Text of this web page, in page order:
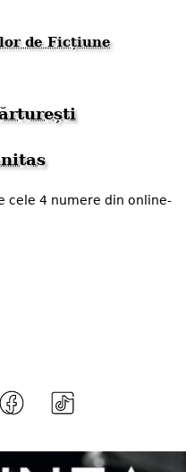
de Ficțiune
cele 4 numere din online-